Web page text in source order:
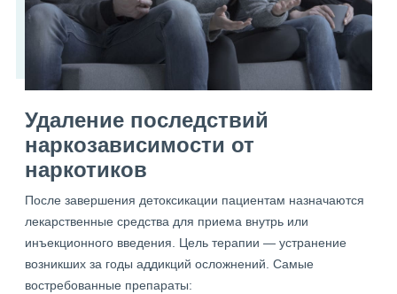
Удаление последствий
наркозависимости от
наркотиков
После завершения детоксикации пациентам назначаются
лекарственные средства для приема внутрь или
инъекционного введения. Цель терапии — устранение
возникших за годы аддикций осложнений. Самые
востребованные препараты: